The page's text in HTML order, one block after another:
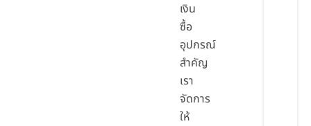
เงิน
ซื้อ
อุปกรณ์
สำคัญ
เรา
จัดการ
ให้